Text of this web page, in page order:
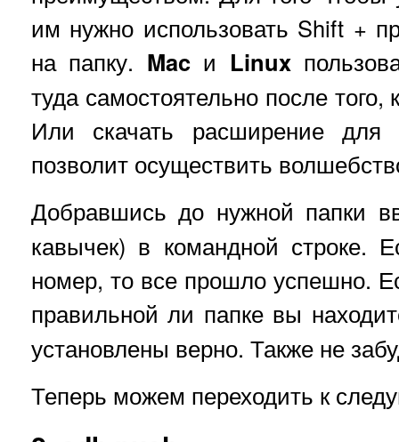
им нужно использовать Shift +
на папку. Macи Linux
туда самостоятельно после
Или скачать расширение для
позволит осуществить
Добравшись до нужной папки
кавычек) в командной строке.
номер, то все прошло успешно.
правильной ли папке вы
установлены верно. Также не
Теперь можем переходить к